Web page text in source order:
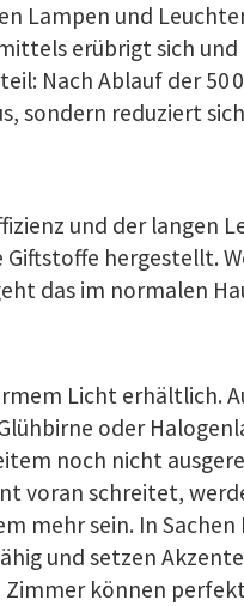
Lampen und
erübrigt sich
Nach Ablauf der 50
sondern reduziert
und der langen
hergestellt.
das im normalen
Licht erhältlich.
oder
noch nicht
voran schreitet,
mehr sein. In
und setzen
Zimmer können